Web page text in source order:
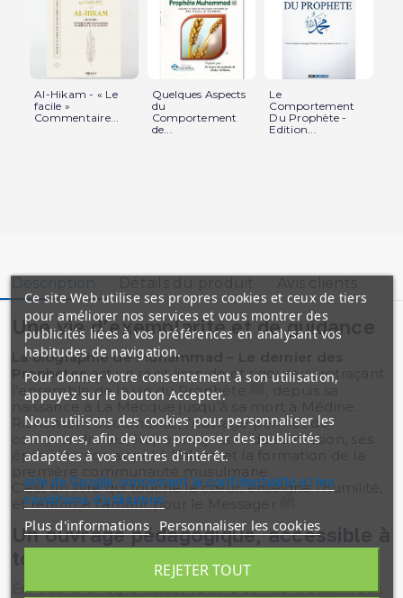
Al-Hikam - « Le
facile »
Commentaire...
Quelques Aspects
du
Comportement
de...
Le
Comportement
Du Prophète -
Edition...
Description
Une vie d’exemplarité et de guidance
La biographie de Muhammad – Le dernier des
Prophètesest un récit limpide et rigoureux retraçant
l’ensemble de laviedu Prophète ﷺ, depuis sa
naissance à La Mecque jusqu’à sa mort à Médine.
Richement documenté, l’ouvrage permet de
comprendre les étapes majeures de sa mission, ses
épreuves, son appel à l’islam, et la formation de la
C’est un livre qui touche le cœur, enseigne l’humilité,
Un ouvrage pédagogique, accessible à
Écrit dans un style fluide, ce livre convient autant aux
Ce site Web utilise ses propres cookies et ceux de tiers
pour améliorer nos services et vous montrer des
publicités liées à vos préférences en analysant vos
habitudes de navigation.
Pour donner votre consentement à son utilisation,
appuyez sur le bouton Accepter.
Nous utilisons des cookies pour personnaliser les
annonces, afin de vous proposer des publicités
adaptées à vos centres d'intérêt.
site de Google concernant la confidentialité et les
conditions d'utilisation
Plus d'informations Personnaliser les cookies
REJETER TOUT